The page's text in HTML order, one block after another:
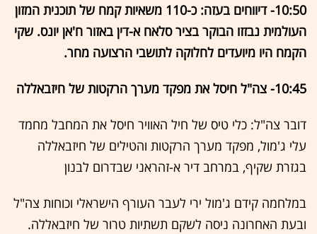
10:50- דיווחים בעזה: כ-110 משאיות קמח של תוכנית המזון
העולמית נבזזו הבוקר בציר סלאח א-דין באזור ח'אן יונס. שקי
הקמח היו מיועדים לחלוקה לתושבי הרצועה מחר.
10:45- צה"ל חיסל את מפקד מערך הרקטות של חיזבאללה
דובר צה"ל: כלי טיס של חיל האוויר חיסל את המחבל מחמד
עלי ג'מול, מפקד מערך הרקטות והטילים של חיזבאללה
בגזרת שקיף, במרחב דיר א-זהראני שבדרום לבנון
במלחמה קידם ג'מול ירי לעבר העורף הישראלי וכוחות צה"ל
ובעת האחרונה ניסה לשקם תשתיות טרור של חיזבאללה.